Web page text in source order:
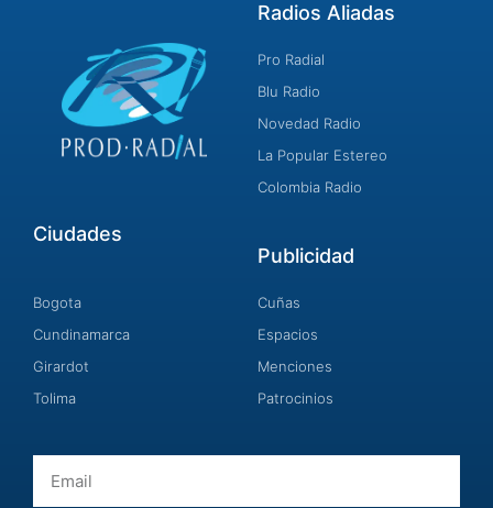
Radios Aliadas
Pro Radial
Blu Radio
Novedad Radio
La Popular Estereo
Colombia Radio
Ciudades
Bogota
Cundinamarca
Girardot
Tolima
Publicidad
Cuñas
Espacios
Menciones
Patrocinios